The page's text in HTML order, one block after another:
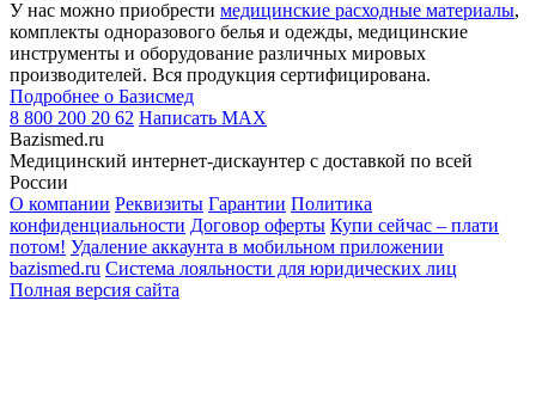
У нас можно приобрести медицинские расходные материалы,
комплекты одноразового белья и одежды, медицинские
инструменты и оборудование различных мировых
производителей. Вся продукция сертифицирована.
Подробнее о Базисмед
8 800 200 20 62 Написать MAX
Bazismed.ru
Медицинский интернет-дискаунтер с доставкой по всей
России
О компании Реквизиты Гарантии Политика
конфиденциальности Договор оферты Купи сейчас – плати
потом! Удаление аккаунта в мобильном приложении
bazismed.ru Система лояльности для юридических лиц
Полная версия сайта